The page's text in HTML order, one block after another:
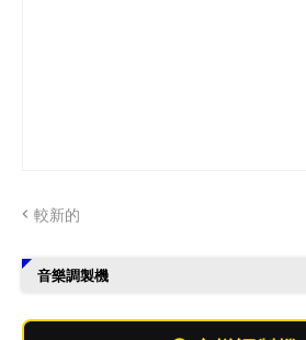
較新的
音樂調製機